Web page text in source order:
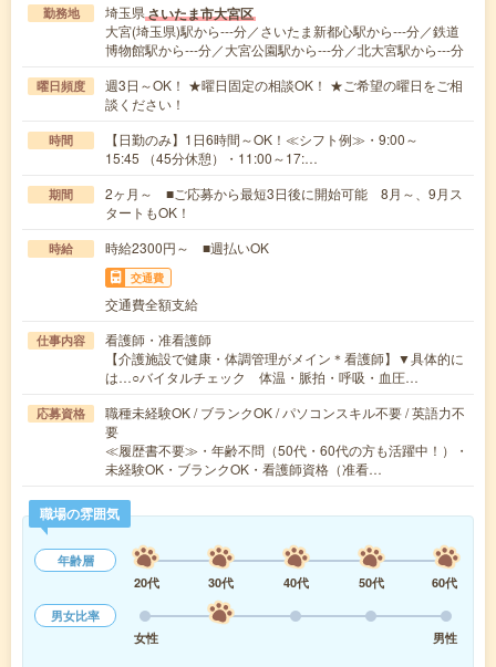
勤務地 埼玉県さいたま市大宮区
大宮(埼玉県)駅から---分／さいたま新都心駅から---分／鉄道
博物館駅から---分／大宮公園駅から---分／北大宮駅から---分
曜日頻度
週3日～OK！ ★曜日固定の相談OK！ ★ご希望の曜日をご相
談ください！
時間
【日勤のみ】1日6時間～OK！≪シフト例≫・9:00～
15:45 （45分休憩）・11:00～17:…
期間
2ヶ月～ ■ご応募から最短3日後に開始可能 8月～、9月ス
タートもOK！
時給 時給2300円～ ■週払いOK
交通費
交通費全額支給
仕事内容
看護師・准看護師
【介護施設で健康・体調管理がメイン＊看護師】▼具体的に
は…○バイタルチェック 体温・脈拍・呼吸・血圧…
応募資格
職種未経験OK / ブランクOK / パソコンスキル不要 / 英語力不
要
≪履歴書不要≫・年齢不問（50代・60代の方も活躍中！）・
未経験OK・ブランクOK・看護師資格（准看…
職場の雰囲気
年齢層
20代
30代 40代 50代
60代
男女比率
女性
男性